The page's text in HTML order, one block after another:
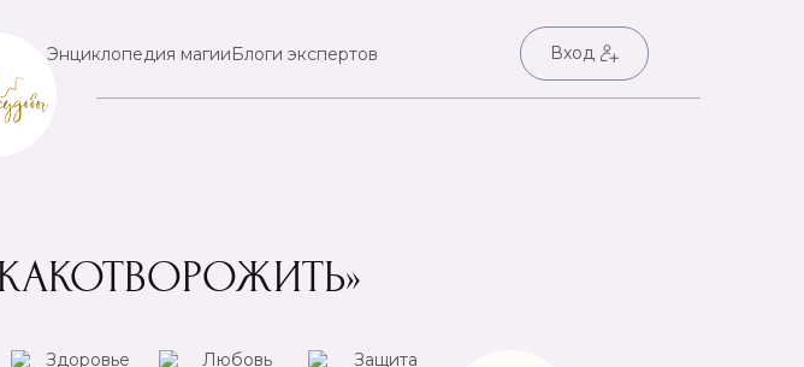
Энциклопедия магииБлоги экспертов Вход